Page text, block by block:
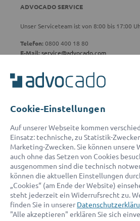
ADVOCADO SERVICE
Unser Serviceteam ist von 8:00 bis 17:00
Telefon:0800 400 18 80
E-Mail:service@advocado.com
© 2026 advocado - einfach online den
Auszeichnungen:
Cookie-Einstellungen
Auf unserer Webseite kommen
Einsatz: technische, zu Statistik-
Marketing-Zwecken. Sie können unsere
auch ohne das Setzen von Cookies
ausgenommen sind die technisch
können die aktuellen Einstellungen
„Cookies“ (am Ende der Website)
steht jederzeit ein Widerrufsrecht zu.
finden Sie in unserer
"Alle akzeptieren" erklären Sie sich